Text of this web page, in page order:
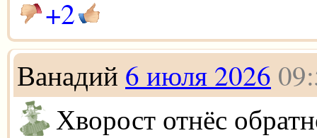
+2
Ванадий 6 июля 2026
Хворост отнёс